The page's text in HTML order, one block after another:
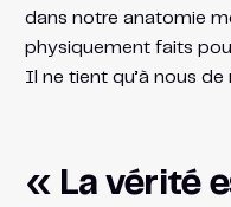
dans notre anatomie
physiquement faits
Il ne tient qu’à nous
« La vérité